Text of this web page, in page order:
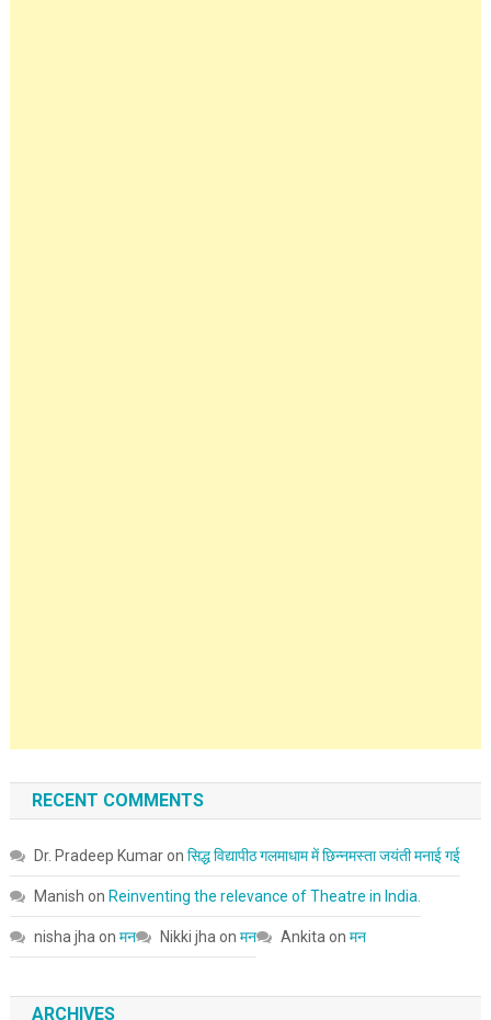
RECENT COMMENTS
Dr. Pradeep Kumaron सिद्ध विद्यापीठ गलमाधाम में छिन्नमस्ता जयंती मनाई गई
Manish on Reinventing the relevance of Theatre in India.
nisha jha on मन Nikki jha on मन Ankita on मन
ARCHIVES